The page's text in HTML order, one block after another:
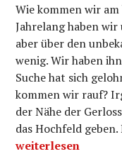
Wie kommen wir
Jahrelang haben
aber über den
wenig. Wir haben
Suche hat sich
kommen wir rauf?
der Nähe der
das Hochfeld
Das Hochfeld im
weiterlesen